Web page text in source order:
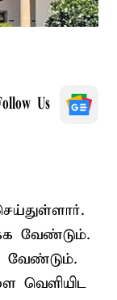
Us
வேண்டும்.
வேண்டும்.
வெளியிட